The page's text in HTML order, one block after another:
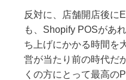
反対に、店舗開店後に
も、Shopify POSがあ
ち上げにかかる時間を
営が当たり前の時代だ
くの方にとって最高の